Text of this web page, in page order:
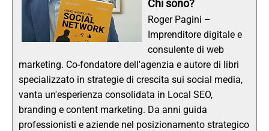
Chi sono?
Roger Pagini –
Imprenditore digitale e
consulente di web
marketing. Co-fondatore dell'agenzia e autore di libri
specializzato in strategie di crescita sui social media,
vanta un'esperienza consolidata in Local SEO,
branding e content marketing. Da anni guida
professionisti e aziende nel posizionamento strategico